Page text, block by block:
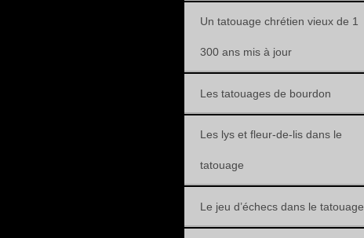
Un tatouage chrétien vieux de 1
300 ans mis à jour
Les tatouages de bourdon
Les lys et fleur-de-lis dans le
tatouage
Le jeu d’échecs dans le tatouage